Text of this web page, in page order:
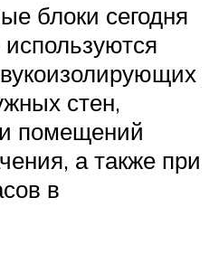
блоки сегодня
стен,
и помещений
а также при
в